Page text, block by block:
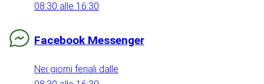
08:30 alle 16:30
Facebook Messenger
Nei giorni feriali dalle